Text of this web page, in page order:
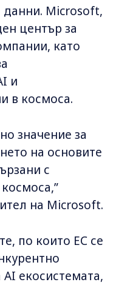
данни. Microsoft,
център за
като
и
в космоса.
значение за
на основите
с
на Microsoft.
по които ЕС се
екосистемата,